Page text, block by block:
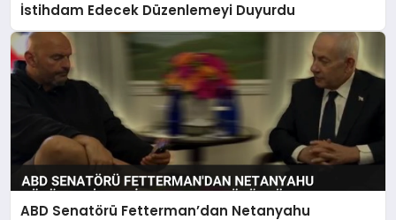
İstihdam Edecek Düzenlemeyi Duyurdu
ABD Senatörü Fetterman’dan Netanyahu